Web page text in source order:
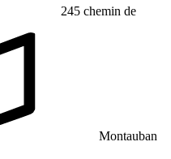
245 chemin de
Montauban